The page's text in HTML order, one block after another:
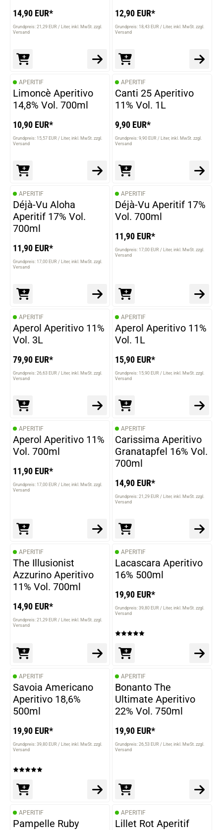
14,90 EUR*
Grundpreis: 21,29 EUR / Liter inkl. MwSt. zzgl.
Versand
12,90 EUR*
Grundpreis: 18,43 EUR / Liter inkl. MwSt. zzgl.
Versand
APERITIF
Limoncè Aperitivo
14,8% Vol. 700ml
10,90 EUR*
Grundpreis: 15,57 EUR / Liter inkl. MwSt. zzgl.
Versand
APERITIF
Canti 25 Aperitivo
11% Vol. 1L
9,90 EUR*
Grundpreis: 9,90 EUR / Liter inkl. MwSt. zzgl.
Versand
APERITIF
Déjà-Vu Aloha
Aperitif 17% Vol.
700ml
11,90 EUR*
Grundpreis: 17,00 EUR / Liter inkl. MwSt. zzgl.
Versand
APERITIF
Déjà-Vu Aperitif 17%
Vol. 700ml
11,90 EUR*
Grundpreis: 17,00 EUR / Liter inkl. MwSt. zzgl.
Versand
APERITIF
Aperol Aperitivo 11%
Vol. 3L
79,90 EUR*
Grundpreis: 26,63 EUR / Liter inkl. MwSt. zzgl.
Versand
APERITIF
Aperol Aperitivo 11%
Vol. 1L
15,90 EUR*
Grundpreis: 15,90 EUR / Liter inkl. MwSt. zzgl.
Versand
APERITIF
Aperol Aperitivo 11%
Vol. 700ml
11,90 EUR*
Grundpreis: 17,00 EUR / Liter inkl. MwSt. zzgl.
Versand
APERITIF
Carissima Aperitivo
Granatapfel 16% Vol.
700ml
14,90 EUR*
Grundpreis: 21,29 EUR / Liter inkl. MwSt. zzgl.
Versand
APERITIF
The Illusionist
Azzurino Aperitivo
11% Vol. 700ml
14,90 EUR*
Grundpreis: 21,29 EUR / Liter inkl. MwSt. zzgl.
Versand
APERITIF
Lacascara Aperitivo
16% 500ml
19,90 EUR*
Grundpreis: 39,80 EUR / Liter inkl. MwSt. zzgl.
Versand
APERITIF
Savoia Americano
Aperitivo 18,6%
500ml
19,90 EUR*
Grundpreis: 39,80 EUR / Liter inkl. MwSt. zzgl.
Versand
APERITIF
Bonanto The
Ultimate Aperitivo
22% Vol. 750ml
19,90 EUR*
Grundpreis: 26,53 EUR / Liter inkl. MwSt. zzgl.
Versand
APERITIF
Pampelle Ruby
APERITIF
Lillet Rot Aperitif